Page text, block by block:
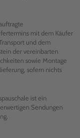
mit dem Käufer
und dem
der vereinbarten
sowie Montage
sofern nichts
ist ein
Sendungen